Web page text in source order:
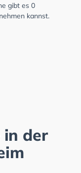
gibt es 0
kannst.
in der